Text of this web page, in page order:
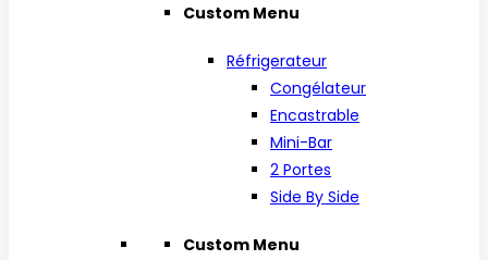
Custom Menu
Réfrigerateur
Congélateur
Encastrable
Mini-Bar
2 Portes
Side By Side
Custom Menu